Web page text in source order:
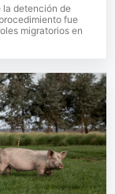
la detención de
fue
migratorios en